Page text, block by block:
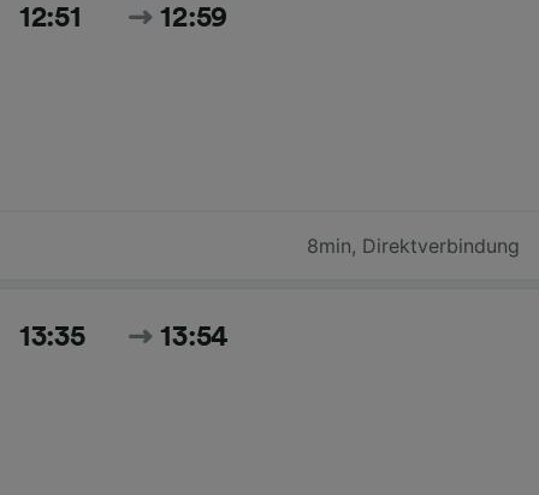
12:51 12:59
8min, Direktverbindung
13:35 13:54